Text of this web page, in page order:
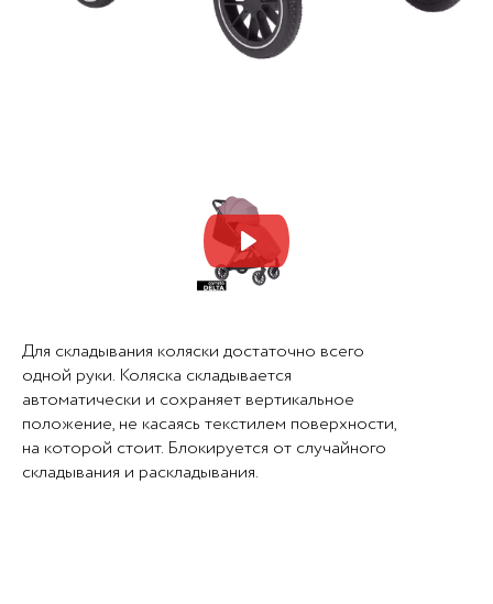
Mute
Для складывания коляски достаточно всего
одной руки. Коляска складывается
автоматически и сохраняет вертикальное
положение, не касаясь текстилем поверхности,
на которой стоит. Блокируется от случайного
складывания и раскладывания.